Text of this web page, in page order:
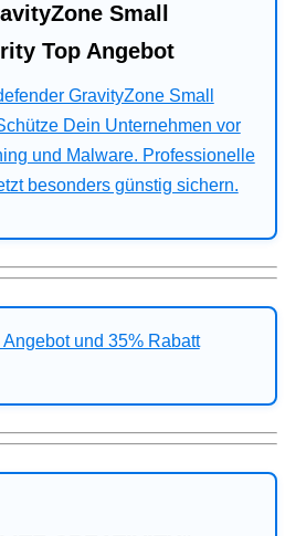
Small
Top Angebot
GravityZone Small
Dein Unternehmen vor
und Malware. Professionelle
besonders günstig sichern.